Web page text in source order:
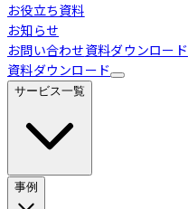
お役立ち資料
お知らせ
お問い合わせ資料ダウンロード
資料ダウンロード
サービス一覧
事例